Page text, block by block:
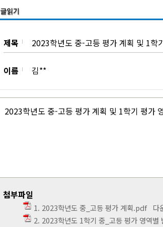
제목 2023학년도 중-고등 평가 계획 및 1학
이름 김**
2023학년도 중-고등 평가 계획 및 1학기 평가
첨부파일
1. 2023학년도 중_고등 평가 계획.pdf다
2. 2023학년도 1학기 중_고등 평가 영역별